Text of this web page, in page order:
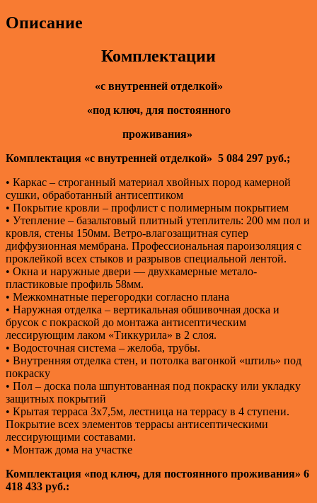
Описание
Комплектации
«с внутренней отделкой»
«под ключ, для постоянного
проживания»
Комплектация «с внутренней отделкой» 5 084 297 руб.;
• Каркас – строганный материал хвойных пород камерной
сушки, обработанный антисептиком
• Покрытие кровли – профлист с полимерным покрытием
• Утепление – базальтовый плитный утеплитель: 200 мм пол и
кровля, стены 150мм. Ветро-влагозащитная супер
диффузионная мембрана. Профессиональная пароизоляция с
проклейкой всех стыков и разрывов специальной лентой.
• Окна и наружные двери — двухкамерные метало-
пластиковые профиль 58мм.
• Межкомнатные перегородки согласно плана
• Наружная отделка – вертикальная обшивочная доска и
брусок с покраской до монтажа антисептическим
лессирующим лаком «Тиккурила» в 2 слоя.
• Водосточная система – желоба, трубы.
• Внутренняя отделка стен, и потолка вагонкой «штиль» под
покраску
• Пол – доска пола шпунтованная под покраску или укладку
защитных покрытий
• Крытая терраса 3х7,5м, лестница на террасу в 4 ступени.
Покрытие всех элементов террасы антисептическими
лессирующими составами.
• Монтаж дома на участке
Комплектация «под ключ, для постоянного проживания» 6
418 433 руб.: